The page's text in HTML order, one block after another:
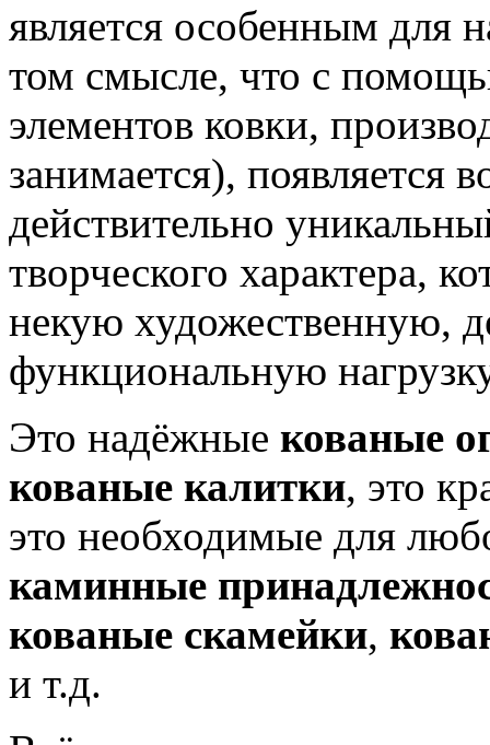
является особенным для
том смысле, что с
элементов ковки,
занимается), появляется
действительно
творческого характера,
некую художественную,
функциональную
Это надёжные кованые
кованые калитки, это
это необходимые для
каминные
кованые скамейки,
и т.д.